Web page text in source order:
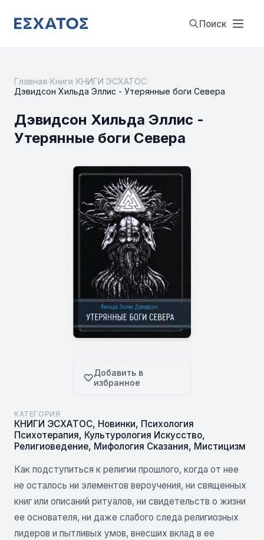
Поиск
Главная Книги КНИГИ ЭСХАТОС
Дэвидсон Хильда Эллис - Утерянные боги Севера
Дэвидсон Хильда Эллис -
Утерянные боги Севера
Добавить в
избранное
КАТЕГОРИЯ
КНИГИ ЭСХАТОС, Новинки, Психология
Психотерапия, Культурология Искусство,
Религиоведение, Мифология Сказания, Мистицизм
Как подступиться к религии прошлого, когда от нее
не осталось ни элементов вероучения, ни священных
книг или описаний ритуалов, ни свидетельств о жизни
ее основателя, ни даже слабого следа религиозных
лидеров и пытливых умов, внесших вклад в ее